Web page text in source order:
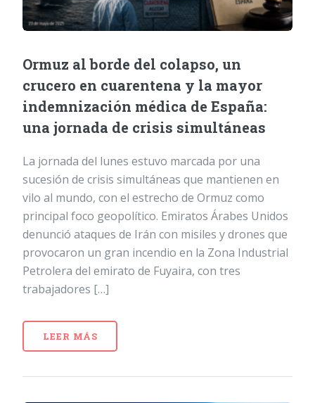
Ormuz al borde del colapso, un
crucero en cuarentena y la mayor
indemnización médica de España:
una jornada de crisis simultáneas
La jornada del lunes estuvo marcada por una
sucesión de crisis simultáneas que mantienen en
vilo al mundo, con el estrecho de Ormuz como
principal foco geopolítico. Emiratos Árabes Unidos
denunció ataques de Irán con misiles y drones que
provocaron un gran incendio en la Zona Industrial
Petrolera del emirato de Fuyaira, con tres
trabajadores […]
LEER MÁS